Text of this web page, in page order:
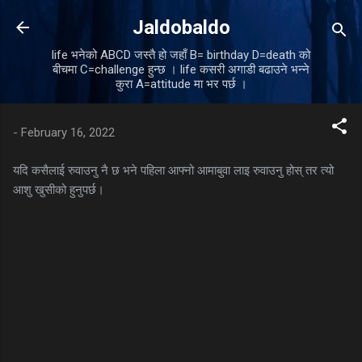
Skip to main content
Jaldobaldo
life भनेको ABCD जस्तै हो जहाँ B= birthday D=death को
बीचमा C=challenge हुन्छ । life कसरी अगाडी बढाउने भन्ने
कुरा A=attitude मा भर पर्छ ।
- February 16, 2022
यदि कसैलाई रुवाउनु नै छ भने पहिला आफ्नो आमाबुवा लाइ रुवाउनु होस् तर त्यो
आशु खुसीको हुनुपर्छ।